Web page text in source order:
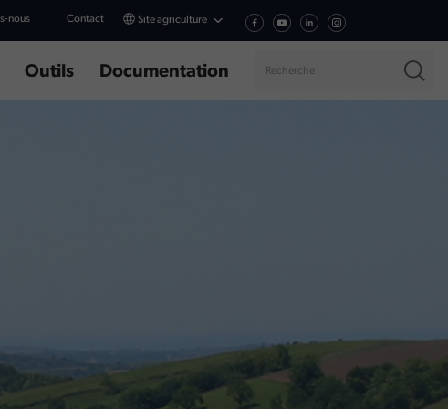
nous Contact Site agriculture
Outils Documentation